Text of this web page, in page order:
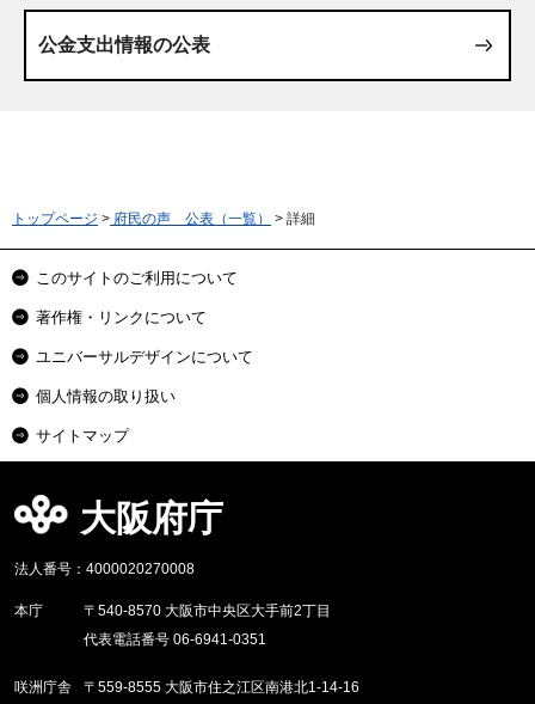
公金支出情報の公表
トップページ > 府民の声 公表（一覧） > 詳細
このサイトのご利用について
著作権・リンクについて
ユニバーサルデザインについて
個人情報の取り扱い
サイトマップ
大阪府庁
法人番号：4000020270008
本庁
〒540-8570 大阪市中央区大手前2丁目
代表電話番号 06-6941-0351
咲洲庁舎 〒559-8555 大阪市住之江区南港北1-14-16